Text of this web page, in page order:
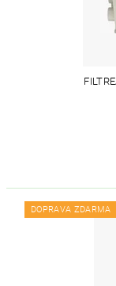
DOPRAVA ZDARMA